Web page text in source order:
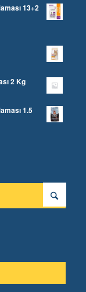
13+2
2 Kg
1.5